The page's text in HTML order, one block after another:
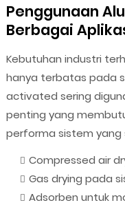
Penggunaan
Berbagai
Kebutuhan industri
hanya terbatas pada
activated sering
penting yang
performa sistem yang
Compressed air
Gas drying pada
Adsorben untuk